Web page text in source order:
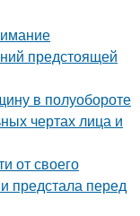
предстоящей
в полуобороте
чертах лица и
от своего
предстала перед